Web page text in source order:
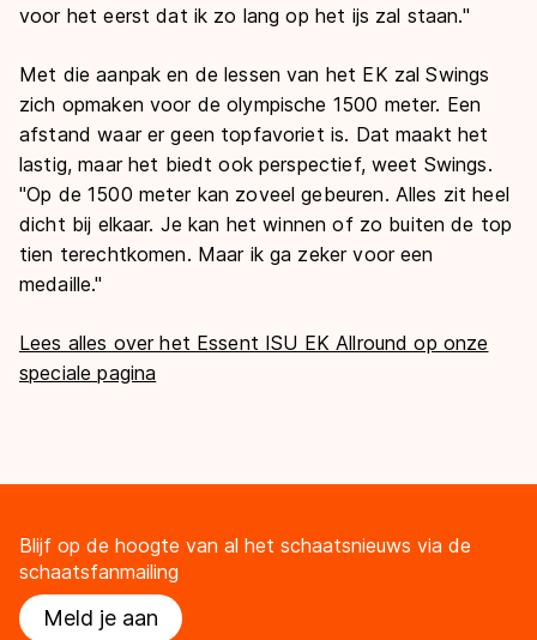
voor het eerst dat ik zo lang op het ijs zal staan."
Met die aanpak en de lessen van het EK zal Swings
zich opmaken voor de olympische 1500 meter. Een
afstand waar er geen topfavoriet is. Dat maakt het
lastig, maar het biedt ook perspectief, weet Swings.
"Op de 1500 meter kan zoveel gebeuren. Alles zit heel
dicht bij elkaar. Je kan het winnen of zo buiten de top
tien terechtkomen. Maar ik ga zeker voor een
medaille."
Lees alles over het Essent ISU EK Allround op onze
speciale pagina
Blijf op de hoogte van al het schaatsnieuws via de
schaatsfanmailing
Meld je aan